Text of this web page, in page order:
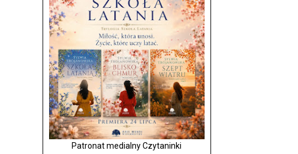
Patronat medialny Czytaninki